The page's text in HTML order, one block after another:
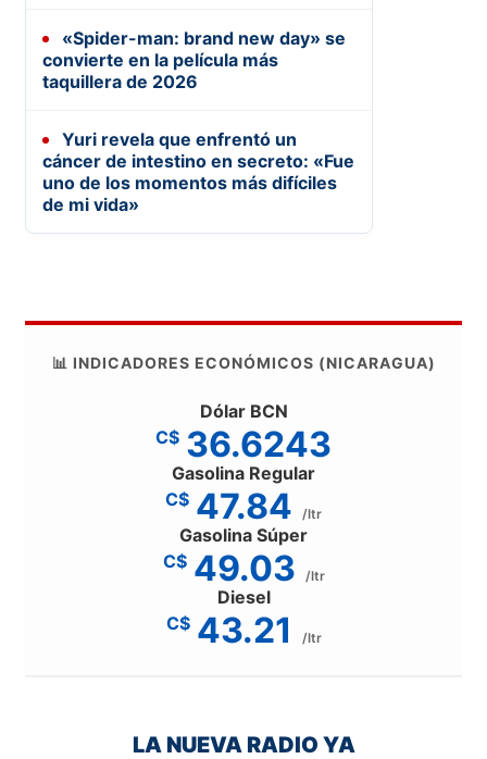
«Spider-man: brand new day» se
convierte en la película más
taquillera de 2026
Yuri revela que enfrentó un
cáncer de intestino en secreto: «Fue
uno de los momentos más difíciles
de mi vida»
📊 INDICADORES ECONÓMICOS (NICARAGUA)
Dólar BCN
C$ 36.6243
Gasolina Regular
C$ 47.84 /ltr
Gasolina Súper
C$ 49.03 /ltr
Diesel
C$ 43.21 /ltr
LA NUEVA RADIO YA